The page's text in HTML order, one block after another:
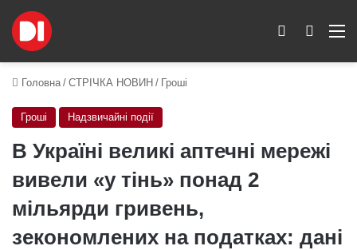
Пошук
Switch skin
Головна / СТРІЧКА НОВИН / Гроші
Гроші Надзвичайні події
В Україні великі аптечні мережі
вивели «у тінь» понад 2
мільярди гривень,
зекономлених на податках: дані